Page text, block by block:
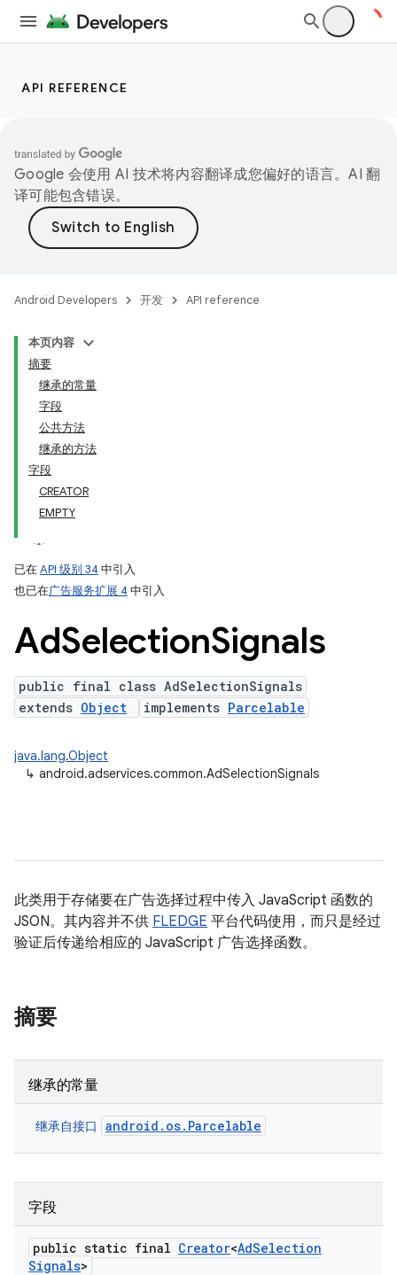
API REFERENCE
Google 会使用 AI 技术将内容翻译成您偏好的语言。AI 翻
译可能包含错误。
Android Developers 开发 API reference
本页内容
摘要
继承的常量
字段
公共方法
继承的方法
字段
CREATOR
EMPTY
已在API 级别 34 中引入
也已在广告服务扩展 4 中引入
AdSelectionSignals
public final class AdSelectionSignals
extends Object implements Parcelable
java.lang.Object
↳ android.adservices.common.AdSelectionSignals
此类用于存储要在广告选择过程中传入 JavaScript 函数的
JSON。其内容并不供 FLEDGE 平台代码使用，而只是经过
验证后传递给相应的 JavaScript 广告选择函数。
摘要
继承的常量
继承自接口 android.os.Parcelable
字段
public static final Creator<AdSelection
Signals>